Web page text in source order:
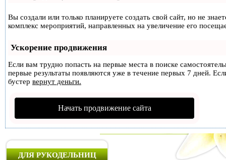
Вы создали или только планируете создать свой сайт, но не
комплекс мероприятий, направленных на увеличение его
Ускорение продвижения
Если вам трудно попасть на первые места в поиске
первые результаты появляются уже в течение первых 7 дней.
бустер вернут деньги.
Начать продвижение сайта
ДЛЯ РУКОДЕЛЬНИЦ